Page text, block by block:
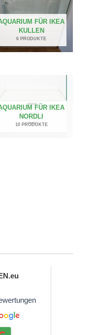
FÜR IKEA
KULLEN
6 PRODUKTE
FÜR IKEA
NORDLI
10 PRODUKTE